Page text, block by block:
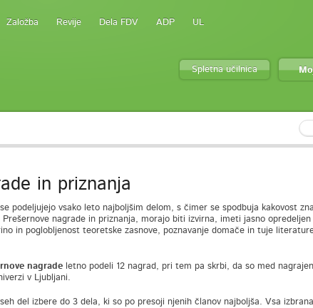
Založba Revije Dela FDV ADP UL
Spletna učilnica
in priznanja
podeljujejo vsako leto najboljšim delom, s čimer se spodbuja kakovost
nagrade in priznanja, morajo biti izvirna, imeti jasno
in poglobljenost teoretske zasnove, poznavanje domače in tuje
nagradeletno podeli 12 nagrad, pri tem pa skrbi, da so med
v Ljubljani.
del izbere do 3 dela, ki so po presoji njenih članov najboljša. Vsa